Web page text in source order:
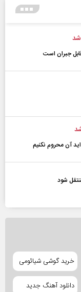
شد
جبران است
آن محروم نکنیم
شود
خرید گوشی شیائومی
دانلود آهنگ جدید